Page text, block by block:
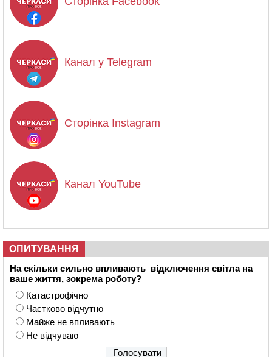
Канал у Telegram
Сторінка Instagram
Канал YouTube
ОПИТУВАННЯ
На скільки сильно впливають відключення світла на
ваше життя, зокрема роботу?
Катастрофічно
Частково відчутно
Майже не впливають
Не відчуваю